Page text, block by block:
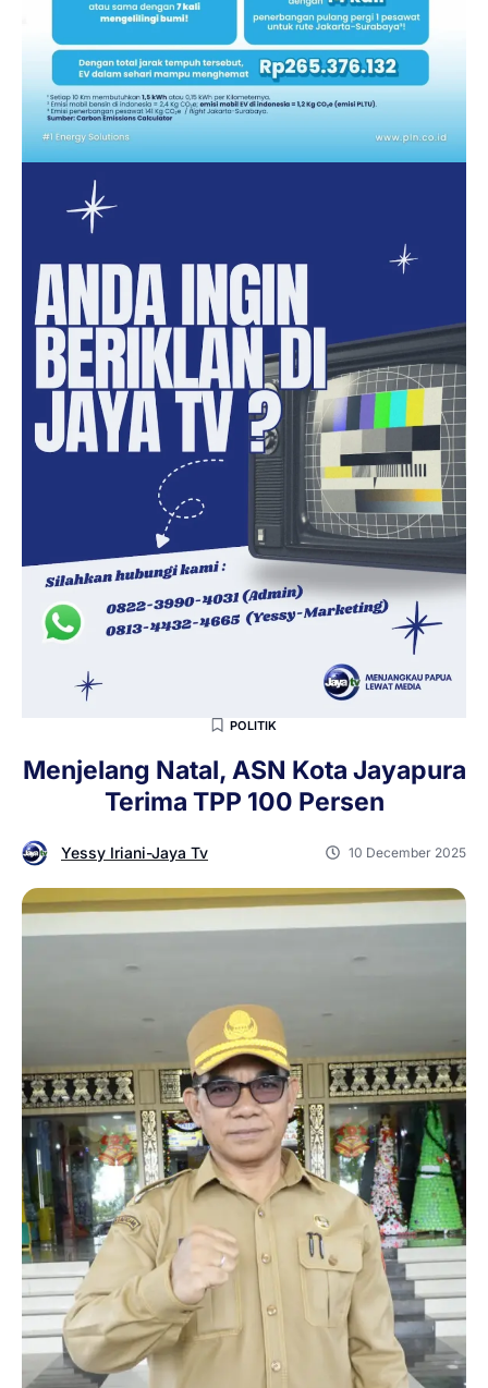
POLITIK
Menjelang Natal, ASN Kota Jayapura
Terima TPP 100 Persen
Yessy Iriani-Jaya Tv 10 December 2025